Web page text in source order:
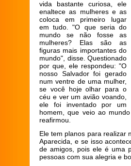
vida bastante curiosa, ele
enaltece as mulheres e as
coloca em primeiro lugar
em tudo. "O que seria do
mundo se não fosse as
mulheres? Elas são as
figuras mais importantes do
mundo", disse. Questionado
por que, ele respondeu: "O
nosso Salvador foi gerado
num ventre de uma mulher,
se você hoje olhar para o
céu e ver um avião voando,
ele foi inventado por um
homem, que veio ao
reafirmou.
Ele tem planos para realizar
Aparecida, e se isso
de amigos, pois ele é uma
pessoas com sua alegria e